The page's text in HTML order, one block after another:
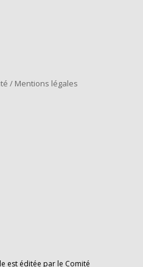
/ Mentions légales
est éditée par le Comité